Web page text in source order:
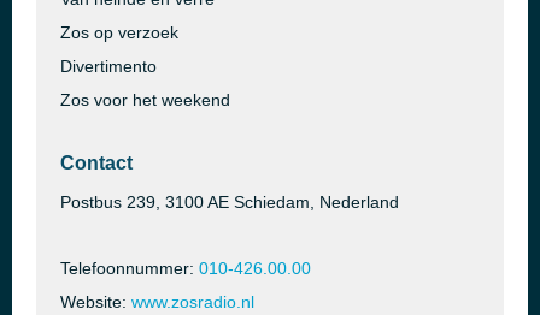
Zos op verzoek
Divertimento
Zos voor het weekend
Contact
Postbus 239, 3100 AE Schiedam, Nederland
Telefoonnummer: 010-426.00.00
Website: www.zosradio.nl